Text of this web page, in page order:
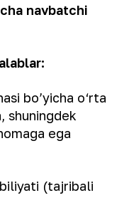
navbatchi
bo’yicha o‘rta
shuningdek
ega
(tajribali